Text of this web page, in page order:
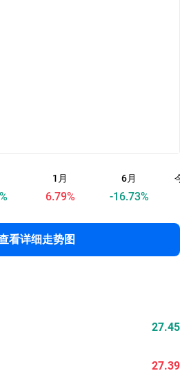
%
1月
6.79%
6月
-16.73%
今
看详细走势图
27.45
27.39